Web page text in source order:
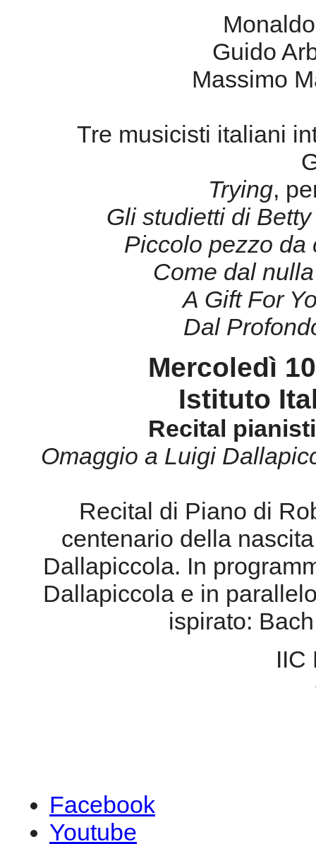
Tre musicisti italiani
Trying,
Gli studietti di
Piccolo pezzo da
Come dal nulla
A Gift For
Dal
Mercoledì
Istituto
Recital
Omaggio a Luigi
Recital di Piano di
centenario della
Dallapiccola. In
Dallapiccola e in
ispirato:
IIC
© 2026 Federazione
Copyright- PI